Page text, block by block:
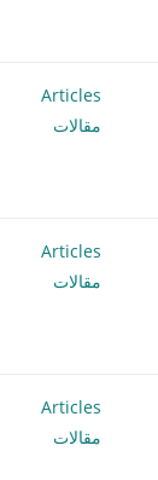
Articles
مقالات
Articles
مقالات
Articles
مقالات